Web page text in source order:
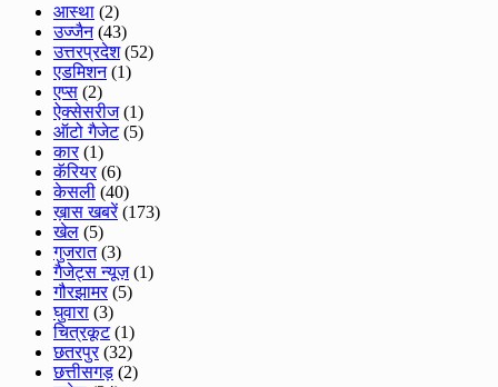
आस्था (2)
उज्जैन(43)
उत्तरप्रदेश(52)
एडमिशन(1)
एप्स (2)
ऐक्सेसरीज(1)
ऑटो गैजेट(5)
कार(1)
कॅरियर(6)
केसली (40)
ख़ास खबरें(173)
खेल (5)
गुजरात(3)
गैजेट्स न्यूज़(1)
गौरझामर(5)
घुवारा (3)
चित्रकूट(1)
छतरपुर(32)
छत्तीसगड़ (2)